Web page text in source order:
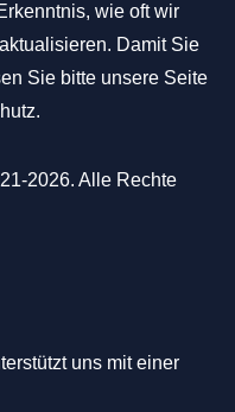
wie oft wir
Damit Sie
Sie bitte unsere Seite
.
2026. Alle Rechte
uns mit einer